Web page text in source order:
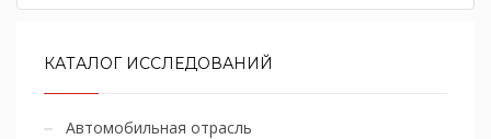
КАТАЛОГ ИССЛЕДОВАНИЙ
Автомобильная отрасль